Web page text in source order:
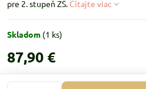
pre 2. stupeň ZŠ. Čítajte viac
Skladom (1 ks)
87,90 €